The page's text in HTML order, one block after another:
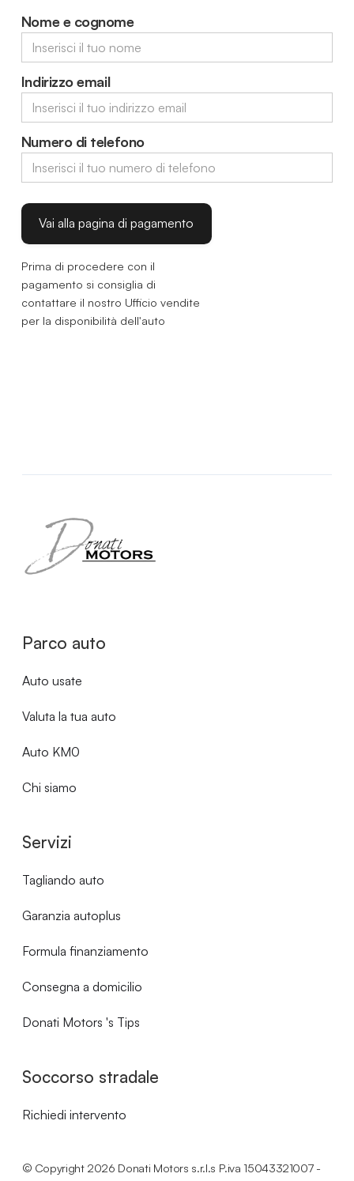
Nome e cognome
Indirizzo email
Numero di telefono
Prima di procedere con il
pagamento si consiglia di
contattare il nostro Ufficio vendite
per la disponibilità dell'auto
Parco auto
Auto usate
Valuta la tua auto
Auto KM0
Chi siamo
Servizi
Tagliando auto
Garanzia autoplus
Formula finanziamento
Consegna a domicilio
Donati Motors 's Tips
Soccorso stradale
Richiedi intervento
© Copyright 2026 Donati Motors s.r.l.s P.iva 15043321007 -